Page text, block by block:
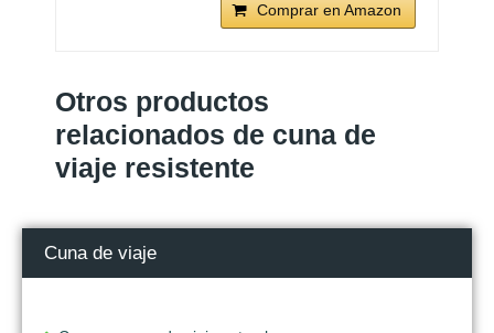
Comprar en Amazon
Otros productos
relacionados de cuna de
viaje resistente
Cuna de viaje